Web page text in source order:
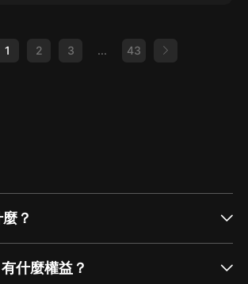
1 2 3 ... 43
？
什麼權益？